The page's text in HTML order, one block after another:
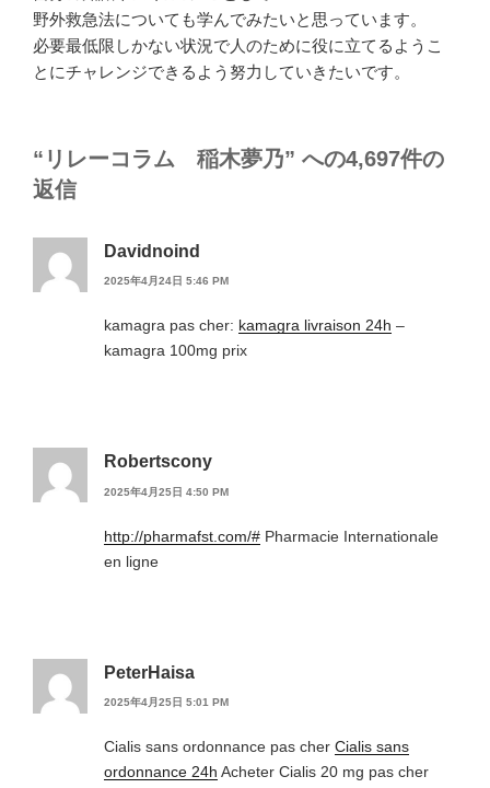
野外救急法についても学んでみたいと思っています。
必要最低限しかない状況で人のために役に立てるようこ
とにチャレンジできるよう努力していきたいです。
“リレーコラム 稲木夢乃” への4,697件の
返信
Davidnoind
2025年4月24日 5:46 PM
kamagra pas cher: kamagra livraison 24h –
kamagra 100mg prix
Robertscony
2025年4月25日 4:50 PM
http://pharmafst.com/# Pharmacie Internationale
en ligne
PeterHaisa
2025年4月25日 5:01 PM
Cialis sans ordonnance pas cher Cialis sans
ordonnance 24h Acheter Cialis 20 mg pas cher